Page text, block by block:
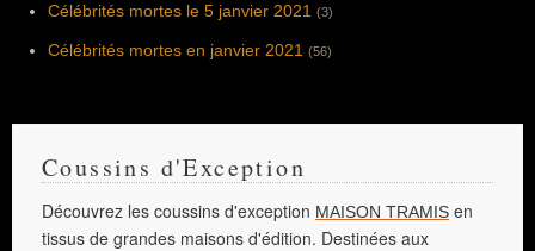
Célébrités mortes le 5 janvier 2021 (3)
Célébrités mortes en janvier 2021 (56)
Coussins d'Exception
Découvrez les coussins d'exception MAISON TRAMIS en
tissus de grandes maisons d'édition. Destinées aux